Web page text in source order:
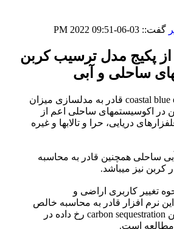
گفت:: 03-06-2022
09:51 PM
پکیج مدل ترسیب کربن
ساحلی و آبی
مدل coastal blue carbon قادر به مدلسازی میزان
در اکوسیستمهای ساحلی اعم از
دریایی، حرا و تالابها و غیره
ساحلی همچنین قادر به محاسبه
کربن نیز میباشد.
تغییر کاربری اراضی و
این نرم افزار قادر به محاسبه خالص
ترسیب کربن carbon sequestration رخ داده در
است.